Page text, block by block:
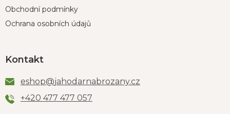
Obchodní podmínky
Ochrana osobních údajů
Kontakt
eshop@jahodarnabrozany.cz
+420 477 477 057